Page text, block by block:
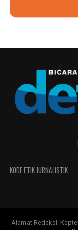
KODE ETIK JURNALISTIK
Alamat Redaksi: